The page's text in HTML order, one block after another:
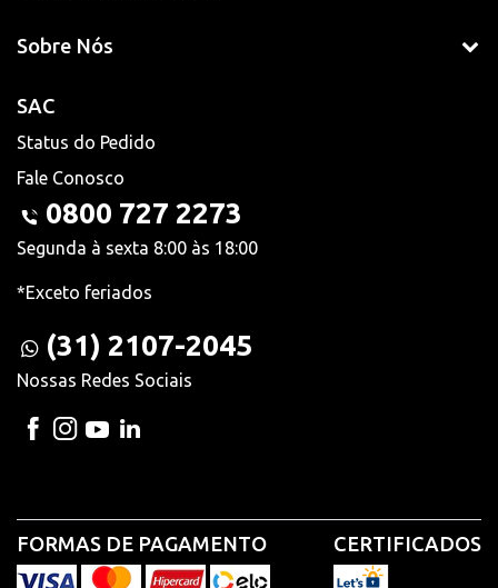
Sobre Nós
SAC
Status do Pedido
Fale Conosco
0800 727 2273
Segunda à sexta 8:00 às 18:00
*Exceto feriados
(31) 2107-2045
Nossas Redes Sociais
FORMAS DE PAGAMENTO CERTIFICADOS